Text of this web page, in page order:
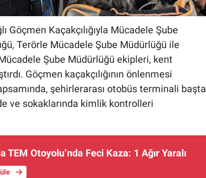
Göçmen Kaçakçılığıyla Mücadele Şube
Terörle Mücadele Şube Müdürlüğü ile
Şube Müdürlüğü ekipleri, kent
Göçmen kaçakçılığının önlenmesi
şehirlerarası otobüs terminali başta
ve sokaklarında kimlik kontrolleri
TEM Otoyolu’nda Feci Kaza: 1 Ağır Yaralı